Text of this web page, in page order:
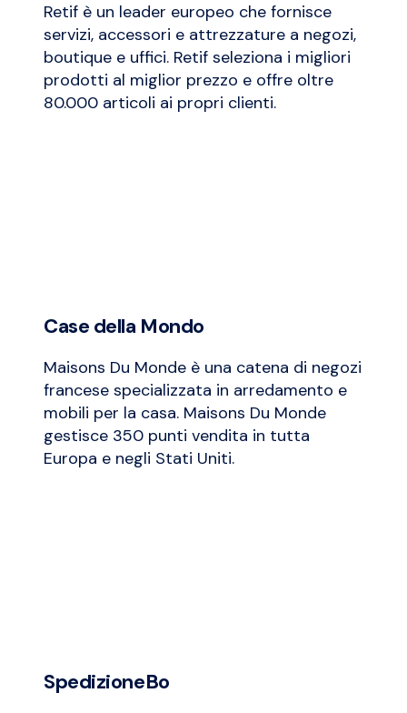
Retif è un leader europeo che fornisce
servizi, accessori e attrezzature a negozi,
boutique e uffici. Retif seleziona i migliori
prodotti al miglior prezzo e offre oltre
80.000 articoli ai propri clienti.
Case della Mondo
Maisons Du Monde è una catena di negozi
francese specializzata in arredamento e
mobili per la casa. Maisons Du Monde
gestisce 350 punti vendita in tutta
Europa e negli Stati Uniti.
SpedizioneBo